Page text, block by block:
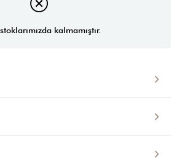
kalmamıştır.